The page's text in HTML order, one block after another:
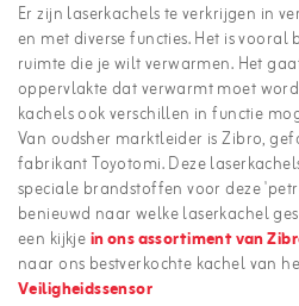
Er zijn laserkachels te verkrijgen in
en met diverse functies. Het is
ruimte die je wilt verwarmen. Het
oppervlakte dat verwarmt moet
kachels ook verschillen in functie
Van oudsher marktleider is Zibro,
fabrikant Toyotomi. Deze
speciale brandstoffen voor deze
benieuwd naar welke laserkachel
een kijkjein ons assortiment van
naar ons bestverkochte kachel van
Veiligheidssensor